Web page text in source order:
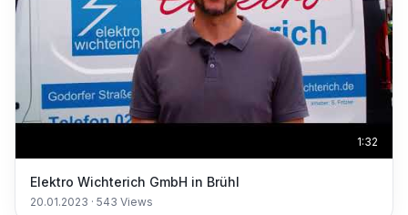
1:32
Elektro Wichterich GmbH in Brühl
20.01.2023 · 543 Views